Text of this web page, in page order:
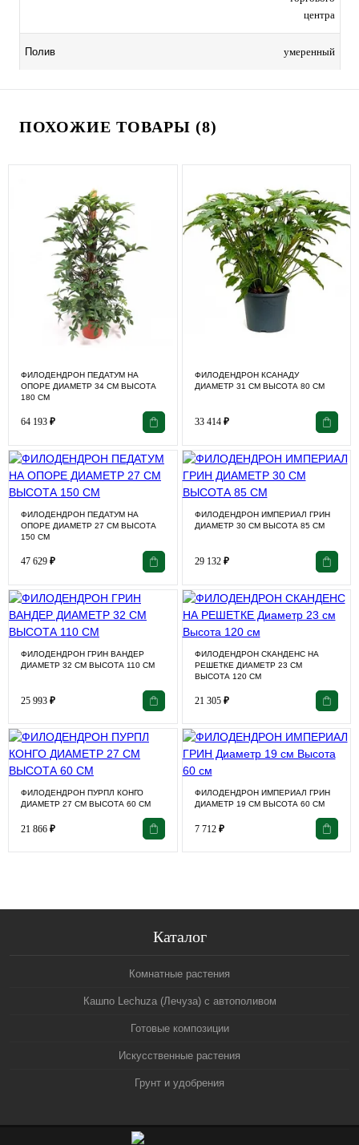
центра
Полив умеренный
ПОХОЖИЕ ТОВАРЫ (8)
ФИЛОДЕНДРОН ПЕДАТУМ НА
ОПОРЕ ДИАМЕТР 34 СМ ВЫСОТА
180 СМ
64 193 ₽
ФИЛОДЕНДРОН КСАНАДУ
ДИАМЕТР 31 СМ ВЫСОТА 80 СМ
33 414 ₽
ФИЛОДЕНДРОН ПЕДАТУМ НА
ОПОРЕ ДИАМЕТР 27 СМ ВЫСОТА
150 СМ
47 629 ₽
ФИЛОДЕНДРОН ИМПЕРИАЛ ГРИН
ДИАМЕТР 30 СМ ВЫСОТА 85 СМ
29 132 ₽
ФИЛОДЕНДРОН ГРИН ВАНДЕР
ДИАМЕТР 32 СМ ВЫСОТА 110 СМ
25 993 ₽
ФИЛОДЕНДРОН СКАНДЕНС НА
РЕШЕТКЕ ДИАМЕТР 23 СМ
ВЫСОТА 120 СМ
21 305 ₽
ФИЛОДЕНДРОН ПУРПЛ КОНГО
ДИАМЕТР 27 СМ ВЫСОТА 60 СМ
21 866 ₽
ФИЛОДЕНДРОН ИМПЕРИАЛ ГРИН
ДИАМЕТР 19 СМ ВЫСОТА 60 СМ
7 712 ₽
Каталог
Комнатные растения
Кашпо Lechuza (Лечуза) с автополивом
Готовые композиции
Искусственные растения
Грунт и удобрения